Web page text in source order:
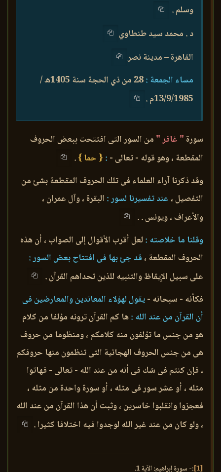
وسلم .
د . محمد سيد طنطاوي
القاهرة – مدينة نصر
مساء الجمعة :
28 من ذي الحجة سنة 1405ه /
13/9/1985م .
سورة " غافر " من السور التى افتتحت ببعض الحروف
المقطعة ، وهو قوله - تعالى - : { حما }.
وقد ذكرنا آراء العلماء فى تلك الحروف المقطعة بشئ من
التفصيل ، عند تفسيرنا لسور : البقرة ، وآل عمران ،
والأعراف ، ويونس . .
وقلنا ما خلاصته : لعل أقرب الأقوال إلى الصواب ، أن هذه
الحروف المقطعة ، قد جئ بها فى افتتاح بعض السور :
على سبيل الإِيقاظ والتنبيه للذين تحداهم القرآن .
فكأنه - سبحانه -يقول لهؤلاء المعاندين والمعارضين فى
أن القرآن من عند الله :ها كم القرآن ترونه مؤلفا من كلام
هو من جنس ما تؤلفون منه كلامكم ، ومنظوما من حروف
هى من جنس الحروف الهجائية التى تنظمون منها حروفكم
، فإن كنتم فى شك فى أنه من عند الله - تعالى - فهاتوا
مثله ، أو عشر سور فى مثله ، أو سورة واحدة من مثله ،
فعجزوا وانقلبوا خاسرين ، وثبت أن هذا القرآن من عند الله
، ولو كان من عند غير الله لوجدوا فيه اختلافا كثيرا .
[1] :- سورة إبراهيم: الآية 1.